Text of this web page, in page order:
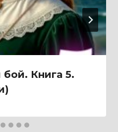
Книга 5.